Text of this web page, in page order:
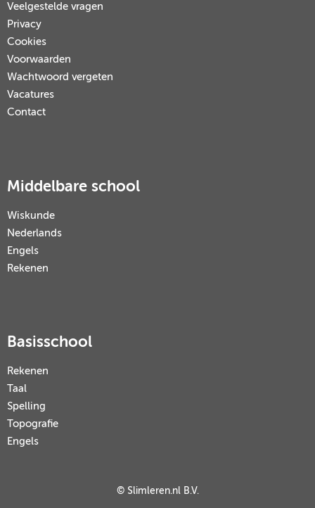
Veelgestelde vragen
Privacy
Cookies
Voorwaarden
Wachtwoord vergeten
Vacatures
Contact
Middelbare school
Wiskunde
Nederlands
Engels
Rekenen
Basisschool
Rekenen
Taal
Spelling
Topografie
Engels
© Slimleren.nl B.V.